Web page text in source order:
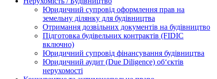
Юридичний супровід оформлення прав на
земельну ділянку для будівництва
Отримання дозвільних документів на будівництво
Підготовка будівельних контрактів (FIDIC
включно)
Юридичний супровід фінансування будівництва
Юридичний аудит (Due Diligence) об‘єктів
нерухомості